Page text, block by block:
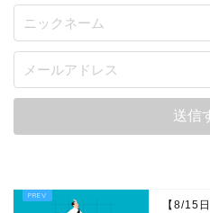
【8/15